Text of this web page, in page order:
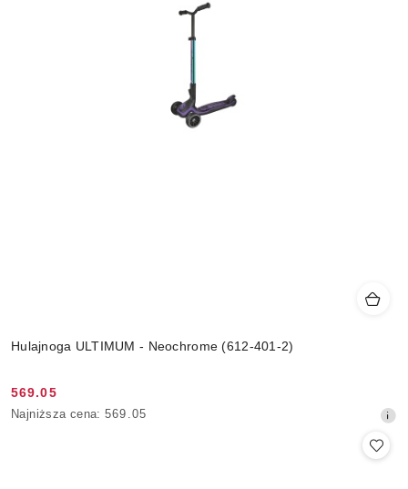
Hulajnoga ULTIMUM - Neochrome (612-401-2)
Cena
promocyjna:
569.05
Najniższa
Najniższa cena: 569.05